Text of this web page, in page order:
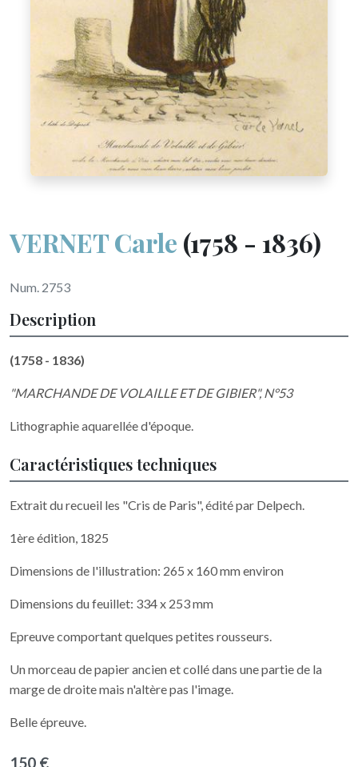
VERNET Carle (1758 - 1836)
Num. 2753
Description
(1758 - 1836)
"MARCHANDE DE VOLAILLE ET DE GIBIER", N°53
Lithographie aquarellée d'époque.
Caractéristiques techniques
Extrait du recueil les "Cris de Paris", édité par Delpech.
1ère édition, 1825
Dimensions de l'illustration: 265 x 160 mm environ
Dimensions du feuillet: 334 x 253 mm
Epreuve comportant quelques petites rousseurs.
Un morceau de papier ancien et collé dans une partie de la
marge de droite mais n'altère pas l'image.
Belle épreuve.
150 €